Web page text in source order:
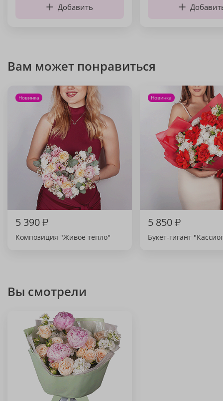
Добавить
Вам может понравиться
Новинка
5 390₽
Композиция "Живое тепло"
Новинка
5 850₽
Букет-гигант
Вы смотрели